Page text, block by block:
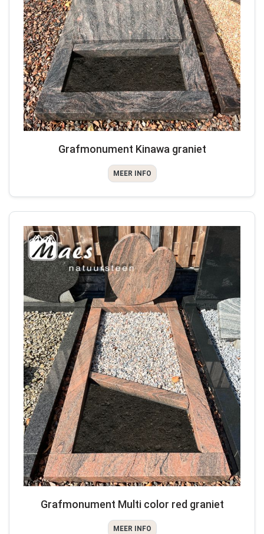
Grafmonument Kinawa graniet
MEER INFO
Grafmonument Multi color red graniet
MEER INFO